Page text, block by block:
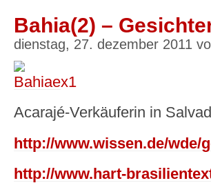
Bahia(2) –
dienstag, 27. dezember 2011
Acarajé-Verkäuferin in
http://www.wissen.de/wde/
http://www.hart-